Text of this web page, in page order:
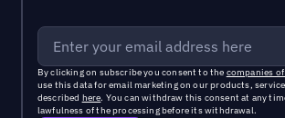
By clicking on subscribe you consent to the companies
use this data for email marketing on our products,
described here. You can withdraw this consent at any
lawfulness of the processing before its withdrawal.